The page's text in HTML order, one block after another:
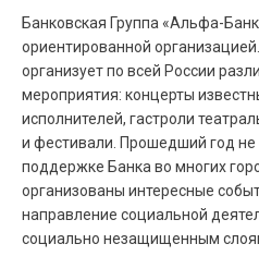
Банковская Группа «Альфа-
ориентированной
организует по всей России
мероприятия: концерты
исполнителей, гастроли
и фестивали. Прошедший год не
поддержке Банка во многих
организованы интересные
направление социальной
социально незащищенным